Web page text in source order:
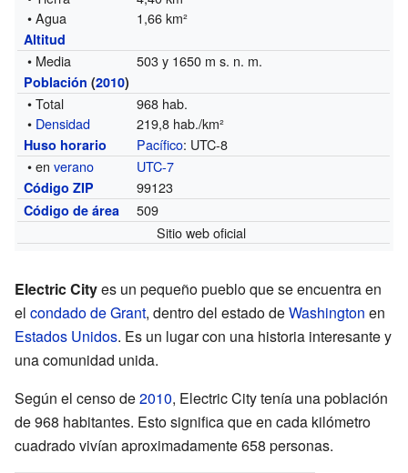
• Agua
1,66 km²
Altitud
• Media 503 y 1650 m s. n. m.
Población (2010)
• Total
968 hab.
• Densidad 219,8 hab./km²
Huso horario Pacífico: UTC-8
• enverano UTC-7
Código ZIP 99123
Código de área
509
Sitio web oficial
Electric Cityes un pequeño pueblo que se encuentra en
el condado de Grant, dentro del estado deWashington en
Estados Unidos. Es un lugar con una historia interesante y
una comunidad unida.
Según el censo de2010, Electric City tenía una población
de 968 habitantes. Esto significa que en cada kilómetro
cuadrado vivían aproximadamente 658 personas.